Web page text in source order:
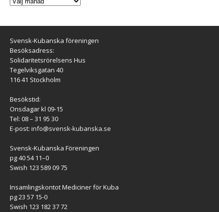
Svensk-Kubanska föreningen
Besöksadress:
Solidaritetsrörelsens Hus
Tegelviksgatan 40
116 41 Stockholm
Besökstid:
Onsdagar kl 09-15
Tel: 08 – 31 95 30
E-post: info@svensk-kubanska.se
Svensk-Kubanska Föreningen
pg 40 54 11–0
Swish 123 589 09 75
Insamlingskontot Mediciner för Kuba
pg 23 57 15-0
Swish 123 182 37 72